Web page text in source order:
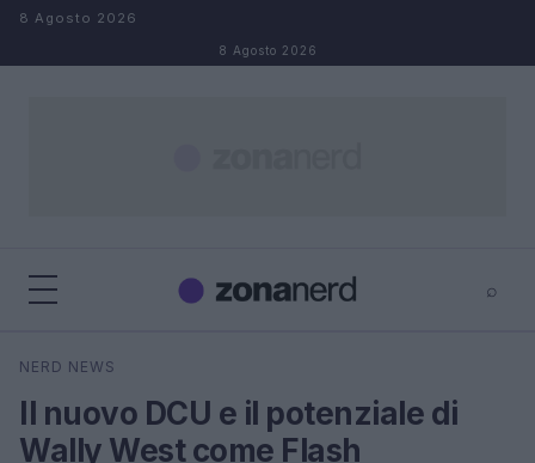
Salta al contenuto
8 Agosto 2026
8 Agosto 2026
⌕
Cerca
NERD NEWS
Il nuovo DCU e il potenziale di
Wally West come Flash